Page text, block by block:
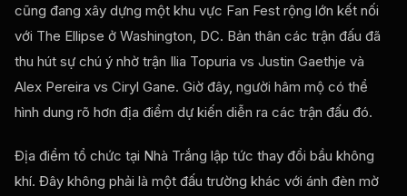
cũng đang xây dựng một khu vực Fan Fest rộng lớn kết nối
với The Ellipse ở Washington, DC. Bản thân các trận đấu đã
thu hút sự chú ý nhờ trận Ilia Topuria vs Justin Gaethje và
Alex Pereira vs Ciryl Gane. Giờ đây, người hâm mộ có thể
hình dung rõ hơn địa điểm dự kiến ​​diễn ra các trận đấu đó.
Địa điểm tổ chức tại Nhà Trắng lập tức thay đổi bầu không
khí. Đây không phải là một đấu trường khác với ánh đèn mờ